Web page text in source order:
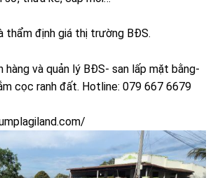
thẩm định giá thị trường BĐS.
hàng và quản lý BĐS- san lấp mặt bằng-
cọc ranh đất. Hotline: 079 667 6679